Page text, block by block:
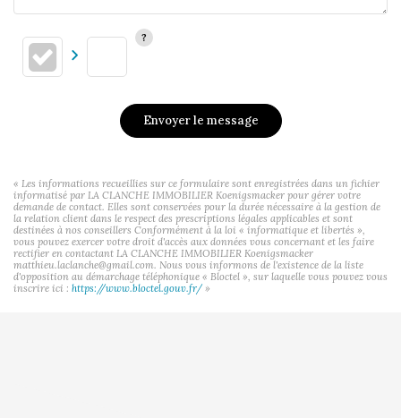
Envoyer le message
« Les informations recueillies sur ce formulaire sont enregistrées dans un fichier
informatisé par LA CLANCHE IMMOBILIER Koenigsmacker pour gérer votre
demande de contact. Elles sont conservées pour la durée nécessaire à la gestion de
la relation client dans le respect des prescriptions légales applicables et sont
destinées à nos conseillers Conformément à la loi « informatique et libertés »,
vous pouvez exercer votre droit d'accès aux données vous concernant et les faire
rectifier en contactant LA CLANCHE IMMOBILIER Koenigsmacker
matthieu.laclanche@gmail.com. Nous vous informons de l'existence de la liste
d'opposition au démarchage téléphonique « Bloctel », sur laquelle vous pouvez vous
inscrire ici : https://www.bloctel.gouv.fr/»